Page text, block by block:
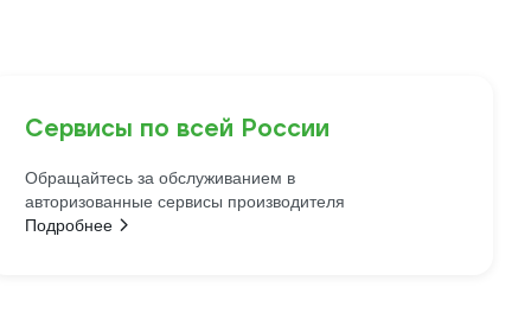
Сервисы по всей России
Обращайтесь за обслуживанием в
авторизованные сервисы производителя
Подробнее